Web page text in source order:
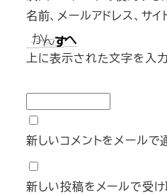
名前、メールアドレス、サイ
上に表示された文字を入力
新しいコメントをメールで
新しい投稿をメールで受け